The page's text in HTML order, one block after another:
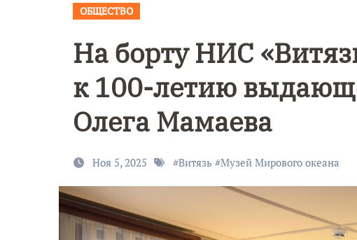
ОБЩЕСТВО
На борту НИС
к 100-летию
Олега Мамаева
Ноя 5, 2025 #Витязь #Музей Мирового океана